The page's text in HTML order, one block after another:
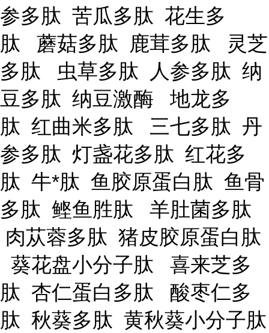
参多肽 苦瓜多肽 花生多
肽 蘑菇多肽 鹿茸多肽 灵芝
多肽 虫草多肽 人参多肽 纳
豆多肽 纳豆激酶 地龙多
肽 红曲米多肽 三七多肽 丹
参多肽 灯盏花多肽 红花多
肽 牛*肽 鱼胶原蛋白肽 鱼骨
多肽 鲣鱼胜肽 羊肚菌多肽
肉苁蓉多肽 猪皮胶原蛋白肽
葵花盘小分子肽 喜来芝多
肽 杏仁蛋白多肽 酸枣仁多
肽 秋葵多肽 黄秋葵小分子肽